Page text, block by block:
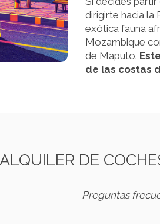
dirigirte hacia la
exótica fauna
Mozambique
de Maputo.
de las costas
ALQUILER DE
Preguntas